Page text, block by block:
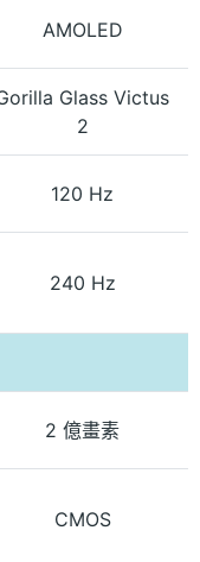
AMOLED
Glass Victus
2
120 Hz
240 Hz
2 億畫素
CMOS